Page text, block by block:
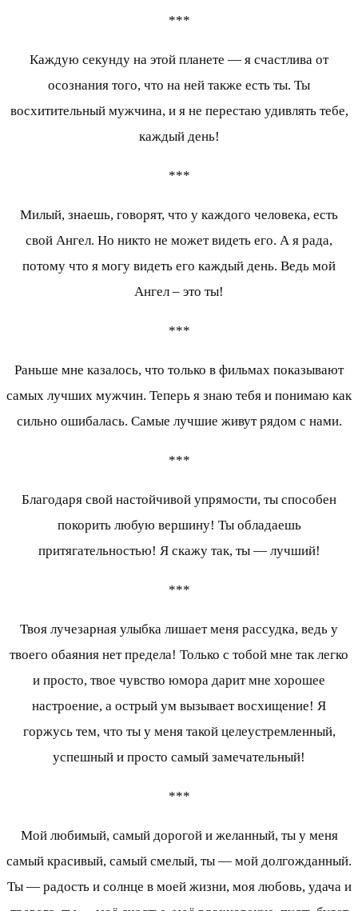
***
Каждую секунду на этой планете — я счастлива от
осознания того, что на ней также есть ты. Ты
восхитительный мужчина, и я не перестаю удивлять тебе,
каждый день!
***
Милый, знаешь, говорят, что у каждого человека, есть
свой Ангел. Но никто не может видеть его. А я рада,
потому что я могу видеть его каждый день. Ведь мой
Ангел – это ты!
***
Раньше мне казалось, что только в фильмах показывают
самых лучших мужчин. Теперь я знаю тебя и понимаю как
сильно ошибалась. Самые лучшие живут рядом с нами.
***
Благодаря свой настойчивой упрямости, ты способен
покорить любую вершину! Ты обладаешь
притягательностью! Я скажу так, ты — лучший!
***
Твоя лучезарная улыбка лишает меня рассудка, ведь у
твоего обаяния нет предела! Только с тобой мне так легко
и просто, твое чувство юмора дарит мне хорошее
настроение, а острый ум вызывает восхищение! Я
горжусь тем, что ты у меня такой целеустремленный,
успешный и просто самый замечательный!
***
Мой любимый, самый дорогой и желанный, ты у меня
самый красивый, самый смелый, ты — мой долгожданный.
Ты — радость и солнце в моей жизни, моя любовь, удача и